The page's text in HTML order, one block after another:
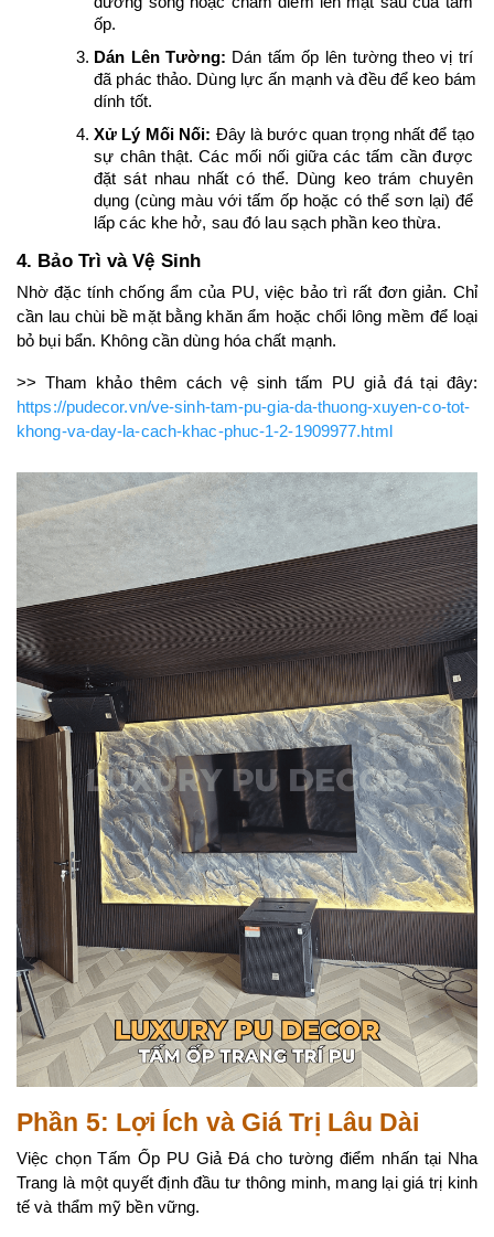
ốp.
Dán Lên Tường: Dán tấm ốp lên tường theo vị trí
đã phác thảo. Dùng lực ấn mạnh và đều để keo bám
dính tốt.
Xử Lý Mối Nối: Đây là bước quan trọng nhất để tạo
sự chân thật. Các mối nối giữa các tấm cần được
đặt sát nhau nhất có thể. Dùng keo trám chuyên
dụng (cùng màu với tấm ốp hoặc có thể sơn lại) để
lấp các khe hở, sau đó lau sạch phần keo thừa.
4. Bảo Trì và Vệ Sinh
Nhờ đặc tính chống ẩm của PU, việc bảo trì rất đơn giản. Chỉ
cần lau chùi bề mặt bằng khăn ẩm hoặc chổi lông mềm để loại
bỏ bụi bẩn. Không cần dùng hóa chất mạnh.
https://pudecor.vn/ve-sinh-tam-pu-gia-da-thuong-xuyen-co-tot-
khong-va-day-la-cach-khac-phuc-1-2-1909977.html
Phần 5: Lợi Ích và Giá Trị Lâu Dài
Việc chọn Tấm Ốp PU Giả Đá cho tường điểm nhấn tại Nha
Trang là một quyết định đầu tư thông minh, mang lại giá trị kinh
tế và thẩm mỹ bền vững.